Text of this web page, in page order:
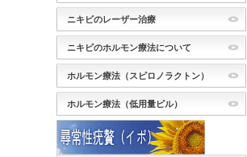
ニキビのレーザー治療
ニキビのホルモン療法について
ホルモン療法（スピロノラクトン）
ホルモン療法（低用量ピル）